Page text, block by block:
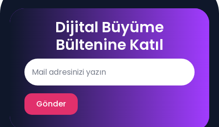
Dijital Büyüme
Bültenine Katıl
Email
*
Gönder